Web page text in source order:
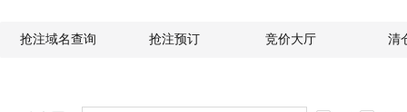
抢注域名查询 抢注预订 竞价大厅 清